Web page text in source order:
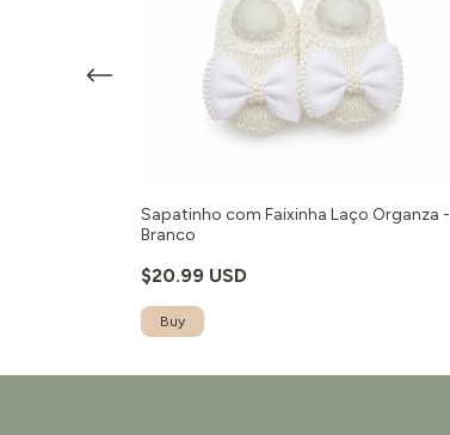
Sapatinho com Faixinha Laço Organza -
Branco
$20.99 USD
Buy